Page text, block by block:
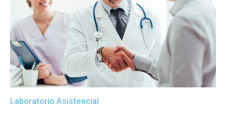
Laboratorio Asistencial